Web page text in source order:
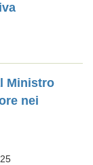
Ministro
nei